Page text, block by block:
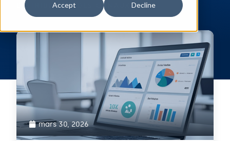
Accept Decline
DISTRIBUTION DES CANAUX
mars 30, 2026